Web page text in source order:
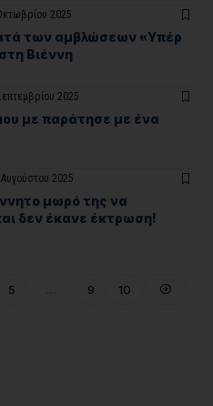
2025
των αμβλώσεων «Υπέρ
Βιέννη
2025
με παράτησε με ένα
2025
μωρό της να
δεν έκανε έκτρωση!
5 9 10